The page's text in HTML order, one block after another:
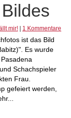
mir! 1 Kommentare
ist das Bild
Es wurde
Schachspieler
Frau.
gefeiert werden,